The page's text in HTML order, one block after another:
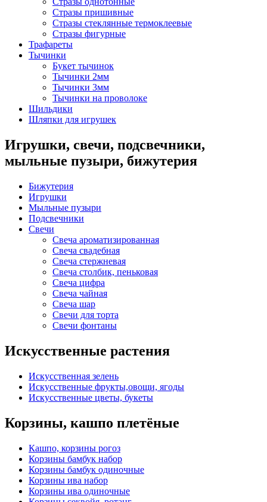
Стразы пришивные
Стразы стеклянные термоклеевые
Стразы фигурные
Трафареты
Тычинки
Букет тычинок
Тычинки 2мм
Тычинки 3мм
Тычинки на проволоке
Шильдики
Шляпки для игрушек
Игрушки, свечи, подсвечники,
мыльные пузыри, бижутерия
Бижутерия
Игрушки
Мыльные пузыри
Подсвечники
Свечи
Свеча ароматизированная
Свеча свадебная
Свеча стержневая
Свеча столбик, пеньковая
Свеча цифра
Свеча чайная
Свеча шар
Свечи для торта
Свечи фонтаны
Искусственные растения
Искусственная зелень
Искусственные фрукты,овощи, ягоды
Искусственные цветы, букеты
Корзины, кашпо плетёные
Кашпо, корзины рогоз
Корзины бамбук набор
Корзины бамбук одиночные
Корзины ива набор
Корзины ива одиночные